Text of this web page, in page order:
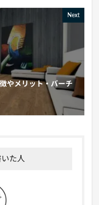
Next
やメリット・バーチ
た人